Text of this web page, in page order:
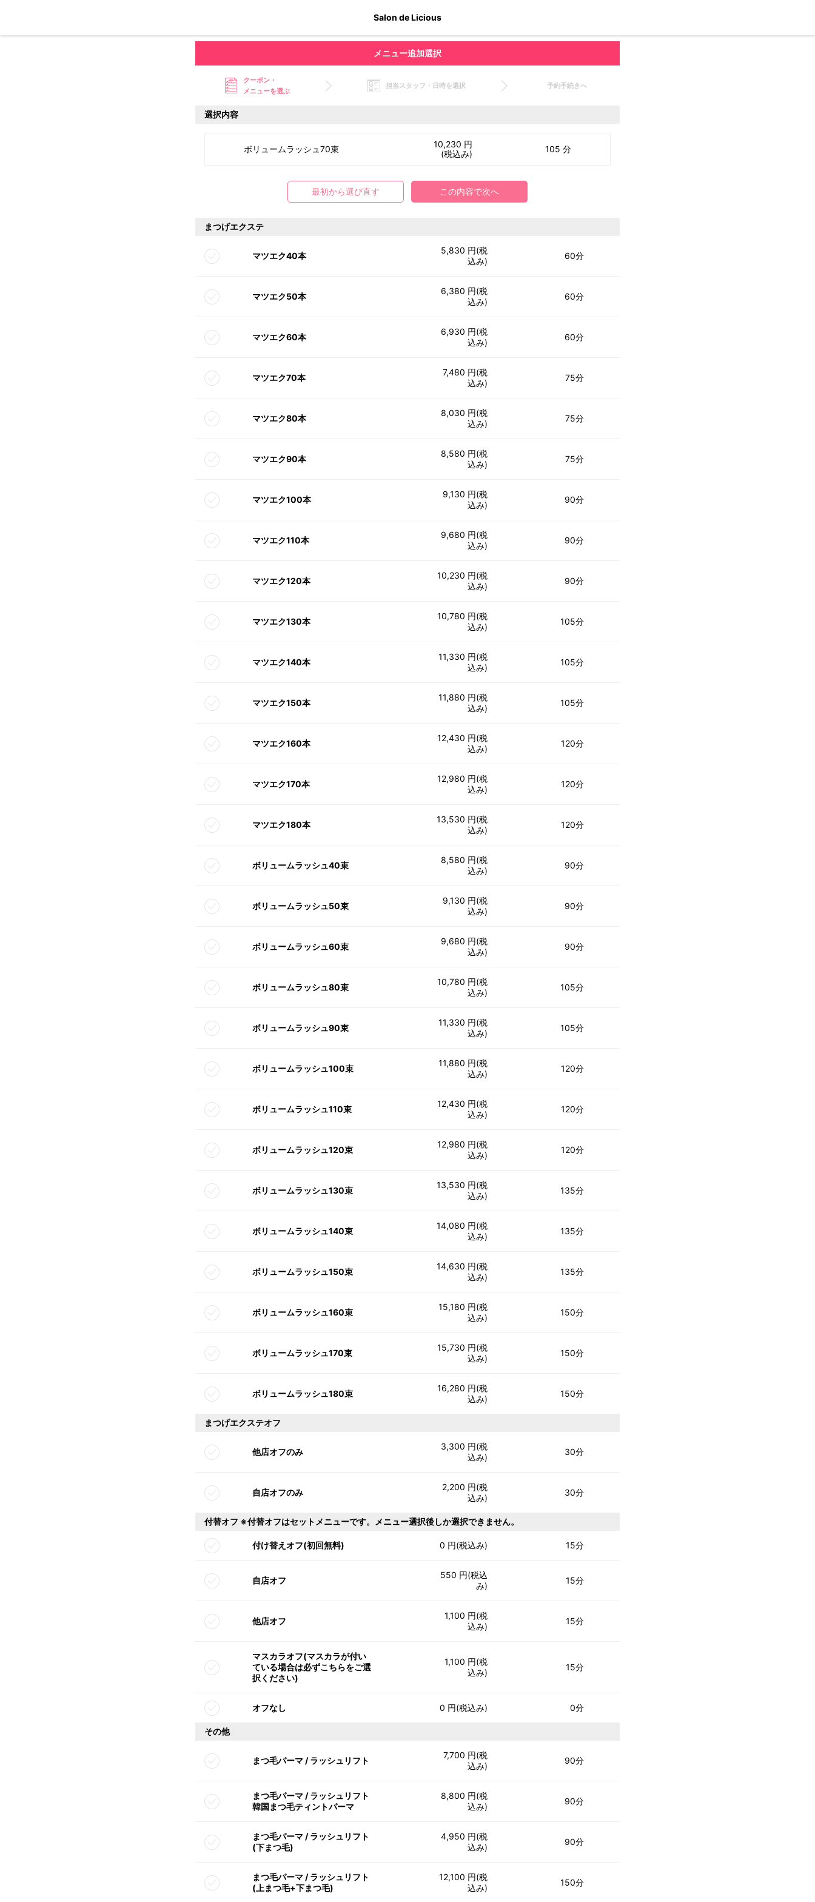
Salon de Licious
メニュー追加選択
クーポン・
メニューを選ぶ
担当スタッフ・日時を選択 予約手続きへ
選択内容
ボリュームラッシュ70束
10,230 円
(税込み)
105 分
最初から選び直す この内容で次へ
まつげエクステ
マツエク40本
5,830 円(税
込み)
60分
マツエク50本
6,380 円(税
込み)
60分
マツエク60本
6,930 円(税
込み)
60分
マツエク70本
7,480 円(税
込み)
75分
マツエク80本
8,030 円(税
込み)
75分
マツエク90本
8,580 円(税
込み)
75分
マツエク100本
9,130 円(税
込み)
90分
マツエク110本
9,680 円(税
込み)
90分
マツエク120本
10,230 円(税
込み)
90分
マツエク130本
10,780 円(税
込み)
105分
マツエク140本
11,330 円(税
込み)
105分
マツエク150本
11,880 円(税
込み)
105分
マツエク160本
12,430 円(税
込み)
120分
マツエク170本
12,980 円(税
込み)
120分
マツエク180本
13,530 円(税
込み)
120分
ボリュームラッシュ40束
8,580 円(税
込み)
90分
ボリュームラッシュ50束
9,130 円(税
込み)
90分
ボリュームラッシュ60束
9,680 円(税
込み)
90分
ボリュームラッシュ80束
10,780 円(税
込み)
105分
ボリュームラッシュ90束
11,330 円(税
込み)
105分
ボリュームラッシュ100束
11,880 円(税
込み)
120分
ボリュームラッシュ110束
12,430 円(税
込み)
120分
ボリュームラッシュ120束
12,980 円(税
込み)
120分
ボリュームラッシュ130束
13,530 円(税
込み)
135分
ボリュームラッシュ140束
14,080 円(税
込み)
135分
ボリュームラッシュ150束
14,630 円(税
込み)
135分
ボリュームラッシュ160束
15,180 円(税
込み)
150分
ボリュームラッシュ170束
15,730 円(税
込み)
150分
ボリュームラッシュ180束
16,280 円(税
込み)
150分
まつげエクステオフ
他店オフのみ
3,300 円(税
込み)
30分
自店オフのみ
2,200 円(税
込み)
30分
付替オフ ※付替オフはセットメニューです。メニュー選択後しか選択できません。
付け替えオフ(初回無料) 0 円(税込み) 15分
自店オフ
550 円(税込
み)
15分
他店オフ
1,100 円(税
込み)
15分
マスカラオフ(マスカラが付い
ている場合は必ずこちらをご選
択ください)
1,100 円(税
込み)
15分
オフなし 0 円(税込み) 0分
その他
まつ毛パーマ / ラッシュリフト
7,700 円(税
込み)
90分
まつ毛パーマ / ラッシュリフト
韓国まつ毛ティントパーマ
8,800 円(税
込み)
90分
まつ毛パーマ / ラッシュリフト
(下まつ毛)
4,950 円(税
込み)
90分
まつ毛パーマ / ラッシュリフト
(上まつ毛+下まつ毛)
12,100 円(税
込み)
150分